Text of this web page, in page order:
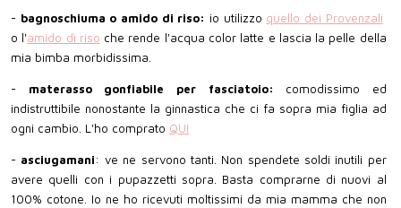
- bagnoschiuma o amido di riso: io utilizzo quello dei Provenzali
o l'amido di riso che rende l'acqua color latte e lascia la pelle della
mia bimba morbidissima.
- materasso gonfiabile per fasciatoio: comodissimo ed
indistruttibile nonostante la ginnastica che ci fa sopra mia figlia ad
ogni cambio. L'ho comprato QUI
- asciugamani: ve ne servono tanti. Non spendete soldi inutili per
avere quelli con i pupazzetti sopra. Basta comprarne di nuovi al
100% cotone. Io ne ho ricevuti moltissimi da mia mamma che non